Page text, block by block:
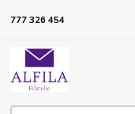
777 326 454